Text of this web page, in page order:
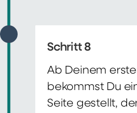
Schritt 8
Ab Deinem
bekommst Du
Seite gestellt,